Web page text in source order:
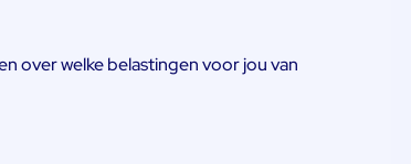
over welke belastingen voor jou van